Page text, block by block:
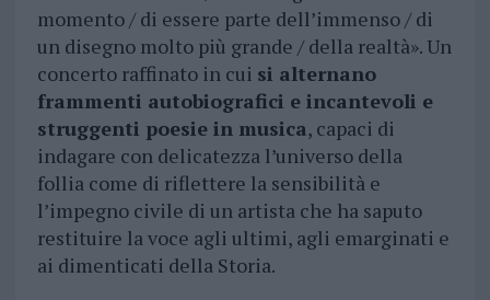
momento / di essere parte dell’immenso / di
un disegno molto più grande / della realtà». Un
concerto raffinato in cui si alternano
frammenti autobiografici e incantevoli e
struggenti poesie in musica, capaci di
indagare con delicatezza l’universo della
follia come di riflettere la sensibilità e
l’impegno civile di un artista che ha saputo
restituire la voce agli ultimi, agli emarginati e
ai dimenticati della Storia.